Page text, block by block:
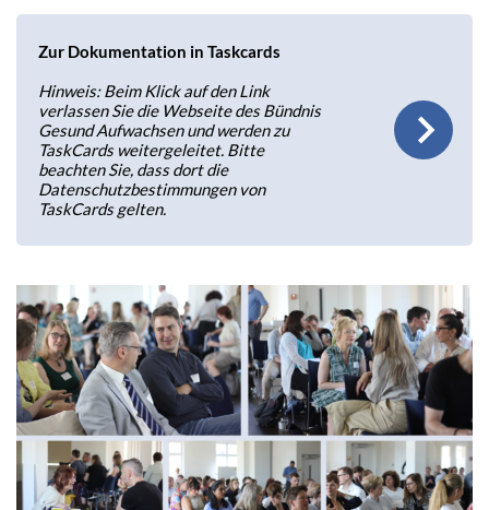
Zur Dokumentation in Taskcards
Hinweis: Beim Klick auf den Link
verlassen Sie die Webseite des Bündnis
Gesund Aufwachsen und werden zu
TaskCards weitergeleitet. Bitte
beachten Sie, dass dort die
Datenschutzbestimmungen von
TaskCards gelten.